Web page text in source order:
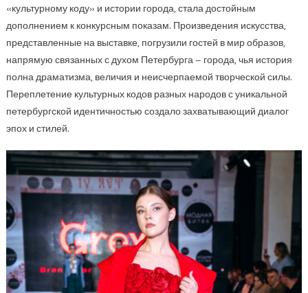
«культурному коду» и истории города, стала достойным
дополнением к конкурсным показам. Произведения искусства,
представленные на выставке, погрузили гостей в мир образов,
напрямую связанных с духом Петербурга – города, чья история
полна драматизма, величия и неисчерпаемой творческой силы.
Переплетение культурных кодов разных народов с уникальной
петербургской идентичностью создало захватывающий диалог
эпох и стилей.